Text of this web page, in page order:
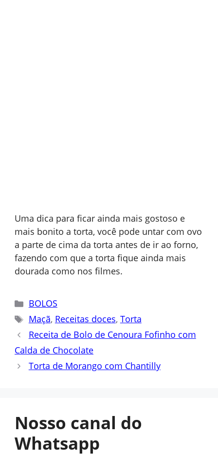
Uma dica para ficar ainda mais gostoso e
mais bonito a torta, você pode untar com ovo
a parte de cima da torta antes de ir ao forno,
fazendo com que a torta fique ainda mais
dourada como nos filmes.
Categorias
BOLOS
Tags
Maçã, Receitas doces, Torta
Receita de Bolo de Cenoura Fofinho com
Calda de Chocolate
Torta de Morango com Chantilly
Nosso canal do
Whatsapp